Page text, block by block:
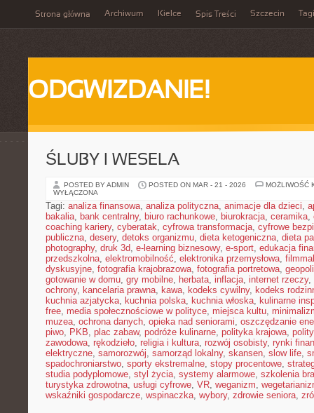
Strona główna Archiwum Kielce Spis Treści Szczecin Tagi
ODGWIZDANIE!
ŚLUBY I WESELA
POSTED BY ADMIN POSTED ON MAR - 21 - 2026
MOŻLIWOŚĆ
WYŁĄCZONA
Tagi: analiza finansowa, analiza polityczna, animacje dla dzieci,
bakalia, bank centralny, biuro rachunkowe, biurokracja, ceramika,
coaching kariery, cyberatak, cyfrowa transformacja, cyfrowe
publiczna, desery, detoks organizmu, dieta ketogeniczna, dieta
photography, druk 3d, e-learning biznesowy, e-sport, edukacja
przedszkolna, elektromobilność, elektronika przemysłowa,
dyskusyjne, fotografia krajobrazowa, fotografia portretowa,
gotowanie w domu, gry mobilne, herbata, inflacja, internet rzeczy,
ochrony, kancelaria prawna, kawa, kodeks cywilny, kodeks
kuchnia azjatycka, kuchnia polska, kuchnia włoska, kulinarne
free, media społecznościowe w polityce, miejsca kultu,
muzea, ochrona danych, opieka nad seniorami, oszczędzanie
piwo, PKB, plac zabaw, podróże kulinarne, polityka krajowa,
zawodowa, rękodzieło, religia i kultura, rozwój osobisty, rynki
elektryczne, samorozwój, samorząd lokalny, skansen, slow life,
spadochroniarstwo, sporty ekstremalne, stopy procentowe,
studia podyplomowe, styl życia, systemy alarmowe, szkolenia
turystyka zdrowotna, usługi cyfrowe, VR, weganizm,
wskaźniki gospodarcze, wspinaczka, wybory, zdrowie seniora,